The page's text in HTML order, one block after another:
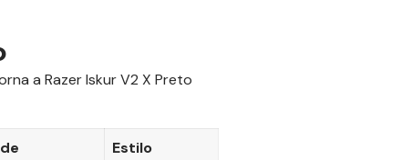
a Razer Iskur V2 X Preto
Estilo